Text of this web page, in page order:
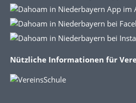
Nützliche Informationen für